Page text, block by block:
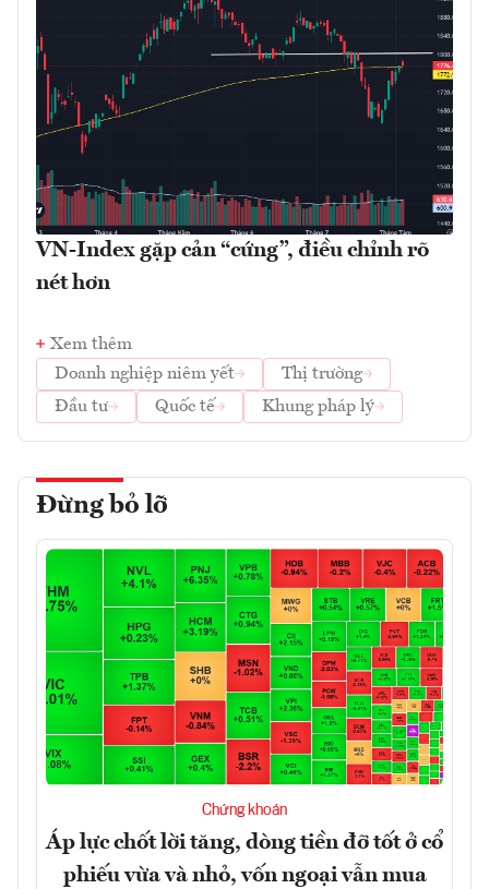
VN-Index gặp cản “cứng”, điều chỉnh rõ
nét hơn
Xem thêm
Doanh nghiệp niêm yết
Thị trường
Đầu tư
Quốc tế Khung pháp lý
Đừng bỏ lỡ
Chứng khoán
Áp lực chốt lời tăng, dòng tiền đỡ tốt ở cổ
phiếu vừa và nhỏ, vốn ngoại vẫn mua